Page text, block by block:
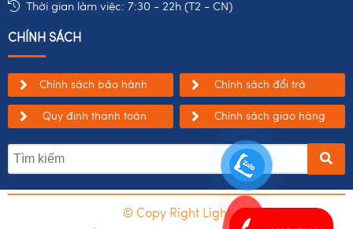
Thời gian làm việc: 7:30 - 22h (T2 - CN)
CHÍNH SÁCH
Chính sách bảo hành Chính sách đổi trả
Quy định thanh toán Chính sách giao hàng
© Copy Right Light